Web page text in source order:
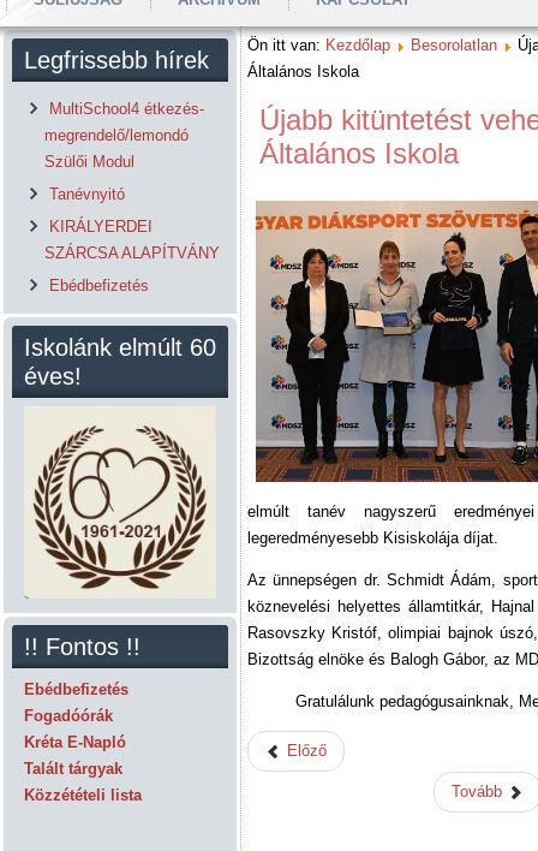
Legfrissebb hírek
MultiSchool4 étkezés-
megrendelő/lemondó
Szülői Modul
Tanévnyitó
KIRÁLYERDEI
SZÁRCSA ALAPÍTVÁNY
Ebédbefizetés
Iskolánk elmúlt 60
éves!
!! Fontos !!
Ebédbefizetés
Fogadóórák
Kréta E-Napló
Talált tárgyak
Közzétételi lista
Ön itt van: Kezdőlap Besorolatlan
Általános Iskola
Újabb kitüntetést
Általános Iskola
elmúlt tanév nagyszerű
legeredményesebb Kisiskolája díjat.
Az ünnepségen dr. Schmidt Ádám,
köznevelési helyettes államtitkár,
Rasovszky Kristóf, olimpiai bajnok
Bizottság elnöke és Balogh Gábor, az
Gratulálunk pedagógusainknak,
Előző
Tovább